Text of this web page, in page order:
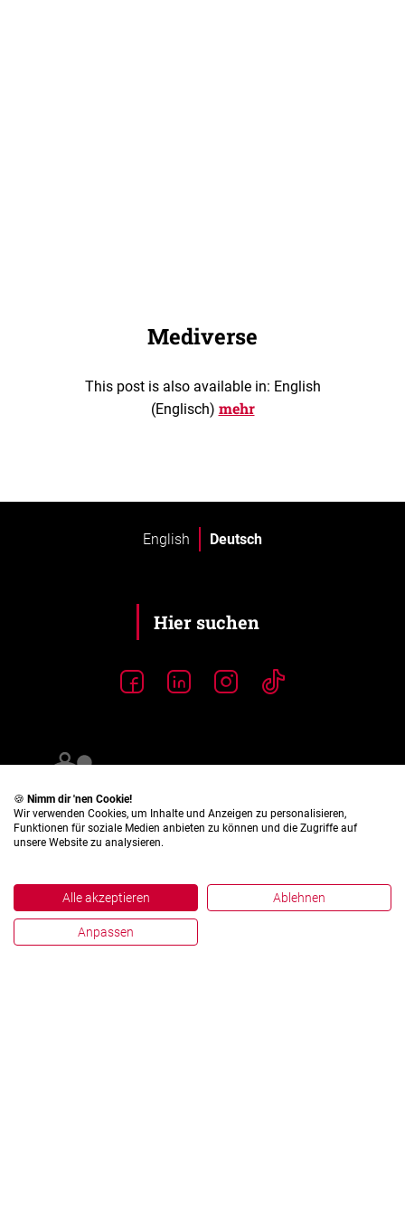
Mediverse
This post is also available in: English
(Englisch) mehr
English Deutsch
🍪 Nimm dir 'nen Cookie!
Wir verwenden Cookies, um Inhalte und Anzeigen zu personalisieren,
Funktionen für soziale Medien anbieten zu können und die Zugriffe auf
unsere Website zu analysieren.
Alle akzeptieren Ablehnen
Anpassen